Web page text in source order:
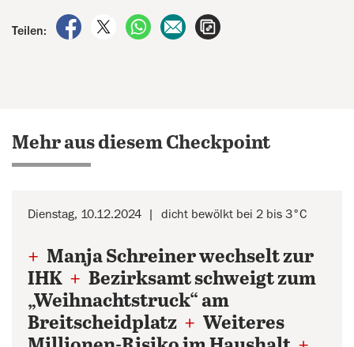
Teilen:
auf Facebook teilen
auf X teilenper WhatsApp teilen
per E-Mail teilen
Mehr aus diesem Checkpoint
Dienstag, 10.12.2024 dicht bewölkt bei 2 bis 3°C
+ Manja Schreiner wechselt zur
IHK + Bezirksamt schweigt zum
„Weihnachtstruck“ am
Breitscheidplatz + Weiteres